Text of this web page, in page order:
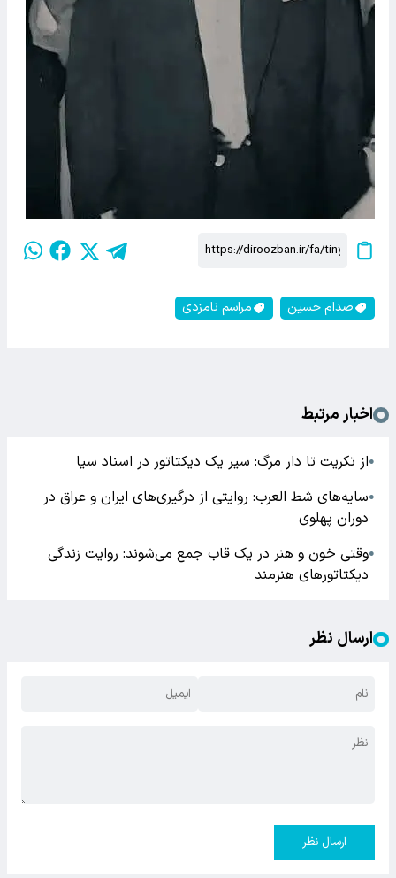
صدام حسین مراسم نامزدی
اخبار مرتبط
●از تکریت تا دار مرگ: سیر یک دیکتاتور در اسناد سیا
●سایه‌های شط العرب: روایتی از درگیری‌های ایران و عراق در
دوران پهلوی
●وقتی خون و هنر در یک قاب جمع می‌شوند: روایت زندگی
دیکتاتورهای هنرمند
ارسال نظر
ارسال نظر